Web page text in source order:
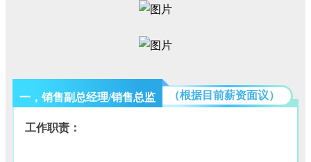
一，销售副总经理/销售总监 （根据目前薪资面议）
工作职责：